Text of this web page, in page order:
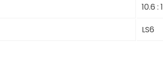
10.6 : 1
LS6